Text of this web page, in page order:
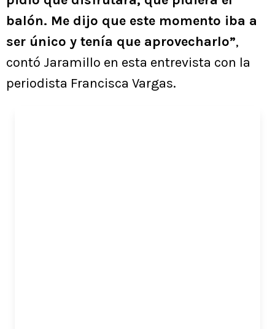
balón. Me dijo que este momento iba a
ser único y tenía que aprovecharlo”,
contó Jaramillo en esta entrevista con la
periodista Francisca Vargas.